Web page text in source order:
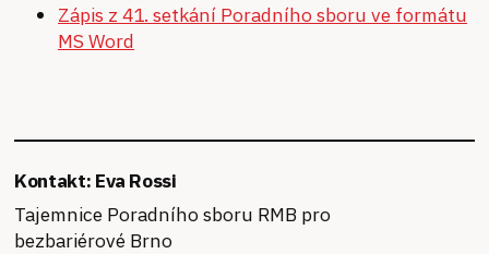
Zápis z 41. setkání Poradního sboru ve formátu
MS Word
Kontakt: Eva Rossi
Tajemnice Poradního sboru RMB pro
bezbariérové Brno